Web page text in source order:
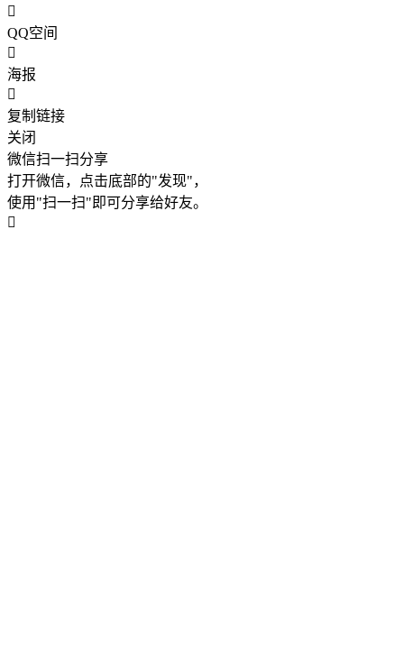
QQ空间
海报
复制链接
关闭
微信扫一扫分享
打开微信，点击底部的"发现"，
使用"扫一扫"即可分享给好友。